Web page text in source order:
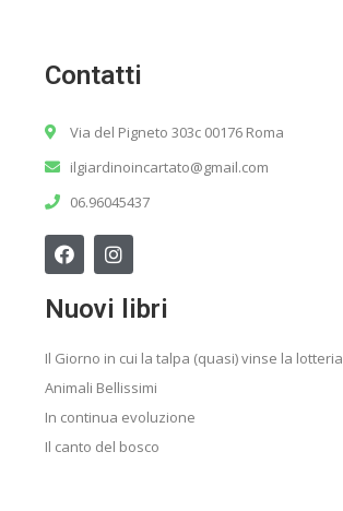
Contatti
Via del Pigneto 303c 00176 Roma
ilgiardinoincartato@gmail.com
06.96045437
Nuovi libri
Il Giorno in cui la talpa (quasi) vinse la lotteria
Animali Bellissimi
In continua evoluzione
Il canto del bosco